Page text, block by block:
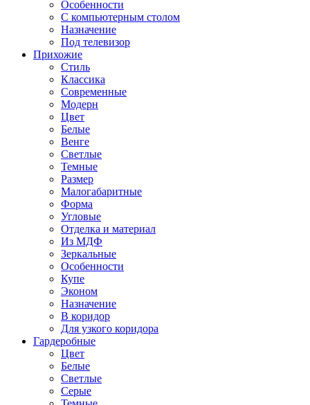
Особенности
С компьютерным столом
Назначение
Под телевизор
Прихожие
Стиль
Классика
Современные
Модерн
Цвет
Белые
Венге
Светлые
Темные
Размер
Малогабаритные
Форма
Угловые
Отделка и материал
Из МДФ
Зеркальные
Особенности
Купе
Эконом
Назначение
В коридор
Для узкого коридора
Гардеробные
Цвет
Белые
Светлые
Серые